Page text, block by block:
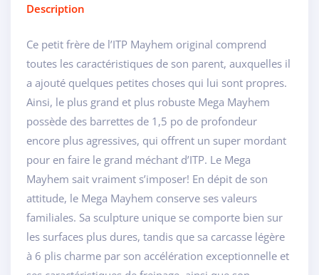
Description
Ce petit frère de l’ITP Mayhem original comprend
toutes les caractéristiques de son parent, auxquelles il
a ajouté quelques petites choses qui lui sont propres.
Ainsi, le plus grand et plus robuste Mega Mayhem
possède des barrettes de 1,5 po de profondeur
encore plus agressives, qui offrent un super mordant
pour en faire le grand méchant d’ITP. Le Mega
Mayhem sait vraiment s’imposer! En dépit de son
attitude, le Mega Mayhem conserve ses valeurs
familiales. Sa sculpture unique se comporte bien sur
les surfaces plus dures, tandis que sa carcasse légère
à 6 plis charme par son accélération exceptionnelle et